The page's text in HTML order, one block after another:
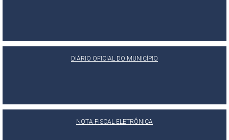
DIÁRIO OFICIAL DO MUNICÍPIO
NOTA FISCAL ELETRÔNICA